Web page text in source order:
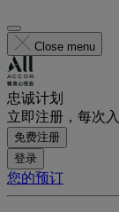
Close menu
忠诚计划
立即注册，每次
免费注册
登录
您的预订